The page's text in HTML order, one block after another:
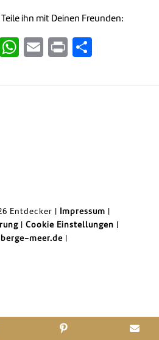
ihn mit Deinen Freunden:
LinkedIn
WhatsApp
EmailPrint
Entdecker | Impressum
Cookie Einstellungen
meer.de|